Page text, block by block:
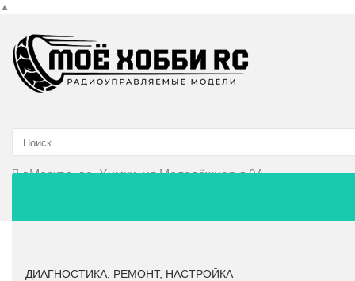
▲
г.Москва, г.о. Химки, ул.Молодёжная д.9А
ДИАГНОСТИКА, РЕМОНТ, НАСТРОЙКА